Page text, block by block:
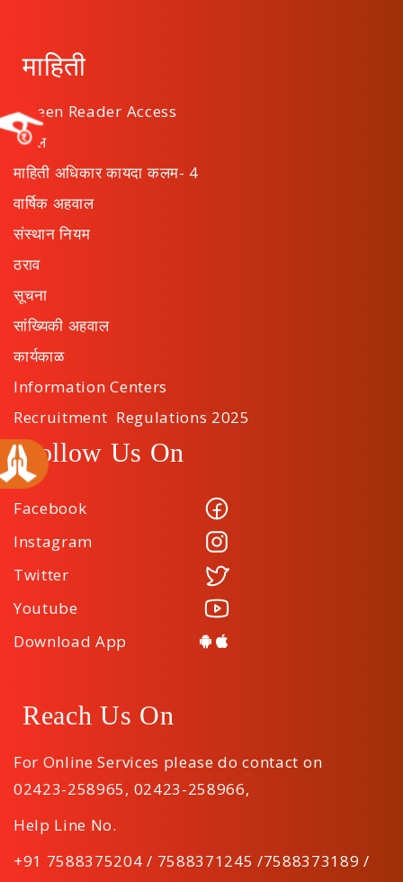
माहिती
Screen Reader Access
अपील
माहिती अधिकार कायदा कलम- 4
वार्षिक अहवाल
संस्थान नियम
ठराव
सूचना
सांख्यिकी अहवाल
कार्यकाळ
Information Centers
Recruitment Regulations 2025
Follow Us On
Facebook
Instagram
Twitter
Youtube
Download App
Reach Us On
For Online Services please do contact on
02423-258965, 02423-258966,
Help Line No.
+91 7588375204 / 7588371245 /7588373189 /